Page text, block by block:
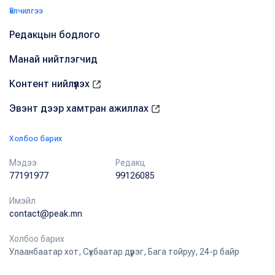
Үйлчилгээ
Редакцын бодлого
Манай нийтлэгчид
Контент нийлүүлэх
Эвэнт дээр хамтран ажиллах
Холбоо барих
Мэдээ
77191977
Редакц
99126085
Имэйл
contact@peak.mn
Холбоо барих
Улаанбаатар хот, Сүхбаатар дүүрэг, Бага тойруу, 24-р байр